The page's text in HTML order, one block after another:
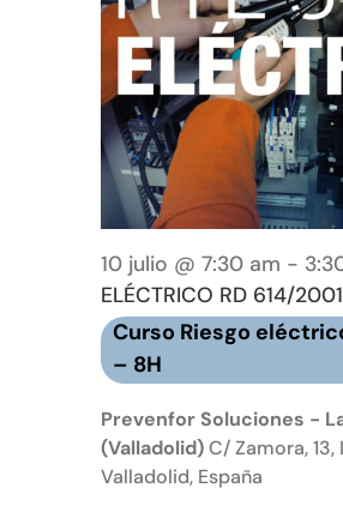
10 julio @ 7:30 am -
ELÉCTRICO RD 614/2001
Curso Riesgo
– 8H
Prevenfor Soluciones -
(Valladolid)C/ Zamora,
Valladolid, España